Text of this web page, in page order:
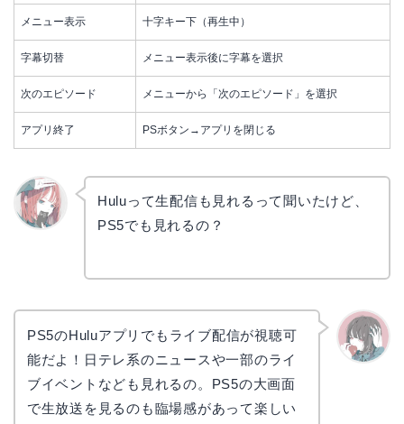
メニュー表示 十字キー下（再生中）
字幕切替 メニュー表示後に字幕を選択
次のエピソード メニューから「次のエピソード」を選択
アプリ終了 PSボタン→アプリを閉じる
Huluって生配信も見れるって聞いたけど、
PS5でも見れるの？
PS5のHuluアプリでもライブ配信が視聴可
能だよ！日テレ系のニュースや一部のライ
ブイベントなども見れるの。PS5の大画面
で生放送を見るのも臨場感があって楽しい